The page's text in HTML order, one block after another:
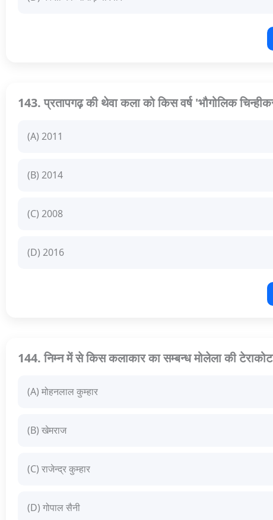
143. प्रतापगढ़ की थेवा कला को किस वर्ष 'भौगोलिक
(A) 2011
(B) 2014
(C) 2008
(D) 2016
144. निम्न में से किस कलाकार का सम्बन्ध मोलेला की
(A) मोहनलाल कुम्हार
(B) खेमराज
(C) राजेन्द्र कुम्हार
(D) गोपाल सैनी